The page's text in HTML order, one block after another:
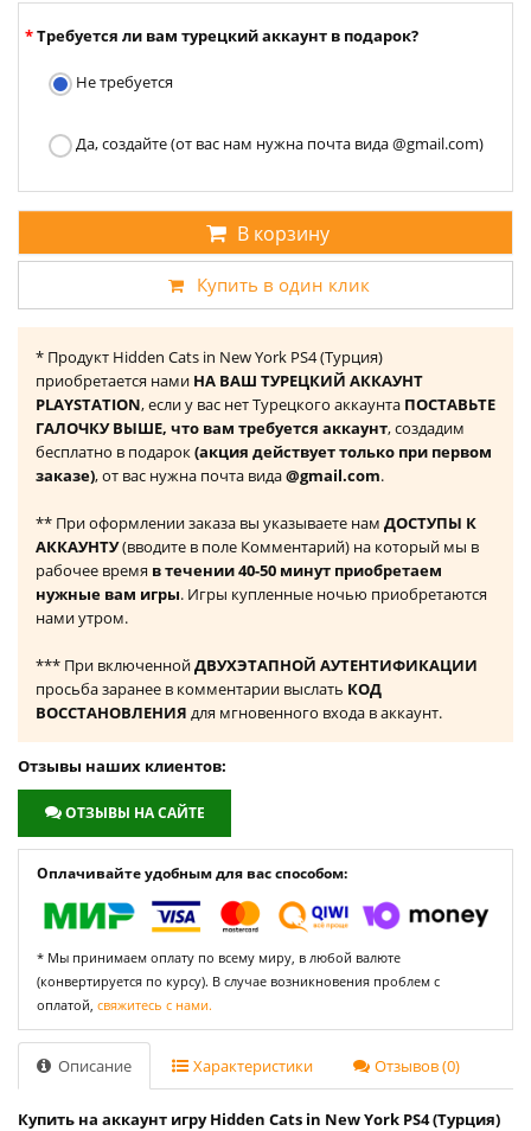
Требуется ли вам турецкий аккаунт в подарок?
Не требуется
Да, создайте (от вас нам нужна почта вида @gmail.com)
В корзину
Купить в один клик
* Продукт Hidden Cats in New York PS4 (Турция)
приобретается нами НА ВАШ ТУРЕЦКИЙ АККАУНТ
PLAYSTATION, если у вас нет Турецкого аккаунта ПОСТАВЬТЕ
ГАЛОЧКУ ВЫШЕ, что вам требуется аккаунт, создадим
бесплатно в подарок(акция действует только при первом
заказе), от вас нужна почта вида@gmail.com.
** При оформлении заказа вы указываете нам ДОСТУПЫ К
АККАУНТУ(вводите в поле Комментарий) на который мы в
рабочее время в течении 40-50 минут приобретаем
нужные вам игры. Игры купленные ночью приобретаются
нами утром.
*** При включеннойДВУХЭТАПНОЙ АУТЕНТИФИКАЦИИ
просьба заранее в комментарии выслать КОД
ВОССТАНОВЛЕНИЯ для мгновенного входа в аккаунт.
Отзывы наших клиентов:
ОТЗЫВЫ НА САЙТЕ
Оплачивайте удобным для вас способом:
* Мы принимаем оплату по всему миру, в любой валюте
(конвертируется по курсу). В случае возникновения проблем с
оплатой, свяжитесь с нами.
Описание Характеристики Отзывов (0)
Купить на аккаунт игру Hidden Cats in New York PS4 (Турция)